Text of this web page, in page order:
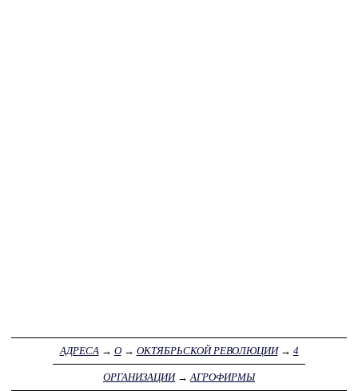
АДРЕСА→ О→ ОКТЯБРЬСКОЙ РЕВОЛЮЦИИ→ 4
ОРГАНИЗАЦИИ→АГРОФИРМЫ